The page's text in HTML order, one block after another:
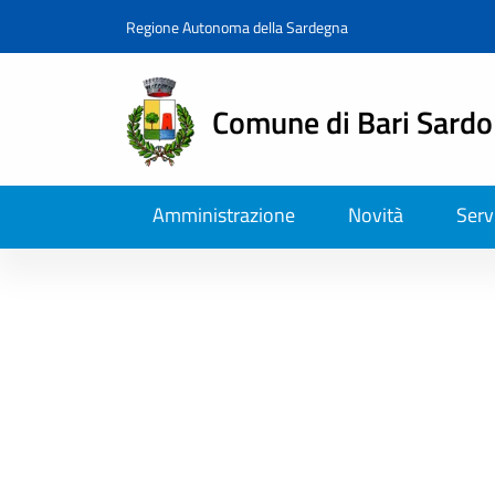
Regione Autonoma della Sardegna
Comune di Bari Sardo
Amministrazione Novità